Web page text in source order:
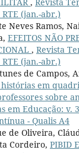
, Revista
(jan.-abr.)
Neves Ramos,
EFEITOS NÃO
, Revista
(jan.-abr.)
de Campos,
em
sobre
em Educação: v.
- Qualis A4
de Oliveira,
Cordeiro, PIBID